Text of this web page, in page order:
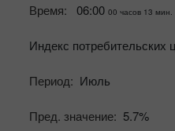
Время: 06:00 00 часов 13 мин.
Индекс
Период: Июль
Пред. значение: 5.7%